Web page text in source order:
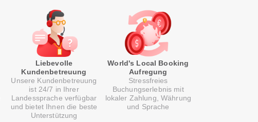
Liebevolle
Kundenbetreuung
Unsere Kundenbetreuung
ist 24/7 in Ihrer
Landessprache verfügbar
und bietet Ihnen die beste
Unterstützung
World's Local Booking
Aufregung
Stressfreies
Buchungserlebnis mit
lokaler Zahlung, Währung
und Sprache